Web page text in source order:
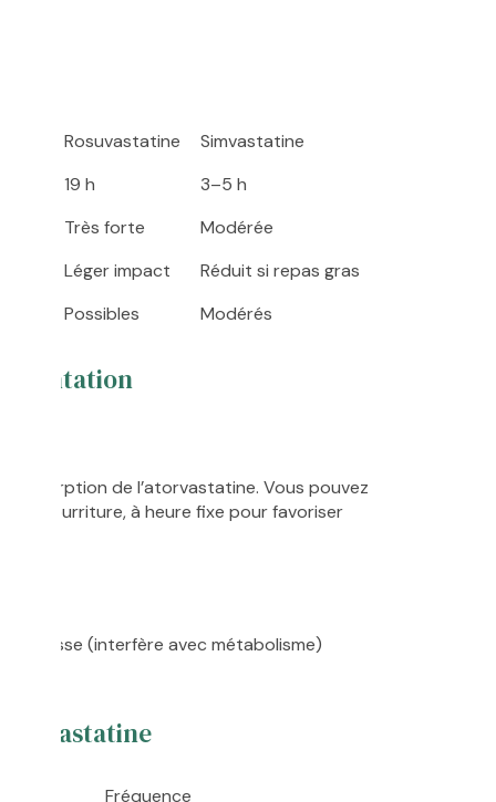
Rosuvastatine
Simvastatine
19 h
3–5 h
Très forte
Modérée
Léger impact
Réduit si repas gras
Possibles
Modérés
l’absorption de l’atorvastatine. Vous pouvez
nourriture, à heure fixe pour favoriser
(interfère avec métabolisme)
Fréquence